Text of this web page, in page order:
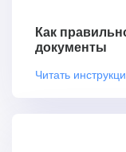
Как
документы
Читать